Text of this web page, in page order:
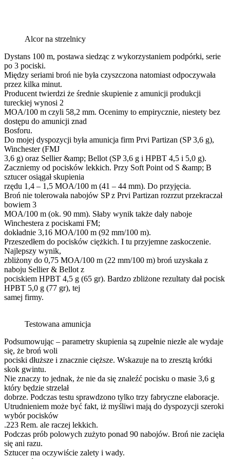
Alcor na strzelnicy
Dystans 100 m, postawa siedząc z wykorzystaniem podpórki, serie
po 3 pociski.
Między seriami broń nie była czyszczona natomiast odpoczywała
przez kilka minut.
Producent twierdzi że średnie skupienie z amunicji produkcji
tureckiej wynosi 2
MOA/100 m czyli 58,2 mm. Ocenimy to empirycznie, niestety bez
dostępu do amunicji znad
Bosforu.
Do mojej dyspozycji była amunicja firm Prvi Partizan (SP 3,6 g),
Winchester (FMJ
3,6 g) oraz Sellier &amp; Bellot (SP 3,6 g i HPBT 4,5 i 5,0 g).
Zaczniemy od pocisków lekkich. Przy Soft Point od S &amp; B
sztucer osiągał skupienia
rzędu 1,4 – 1,5 MOA/100 m (41 – 44 mm). Do przyjęcia.
Broń nie tolerowała nabojów SP z Prvi Partizan rozrzut przekraczał
bowiem 3
MOA/100 m (ok. 90 mm). Słaby wynik także dały naboje
Winchestera z pociskami FM;
dokładnie 3,16 MOA/100 m (92 mm/100 m).
Przeszedłem do pocisków ciężkich. I tu przyjemne zaskoczenie.
Najlepszy wynik,
zbliżony do 0,75 MOA/100 m (22 mm/100 m) broń uzyskała z
naboju Sellier & Bellot z
pociskiem HPBT 4,5 g (65 gr). Bardzo zbliżone rezultaty dał pocisk
HPBT 5,0 g (77 gr), tej
samej firmy.
Testowana amunicja
Podsumowując – parametry skupienia są zupełnie niezłe ale wydaje
się, że broń woli
pociski dłuższe i znacznie cięższe. Wskazuje na to zresztą krótki
skok gwintu.
Nie znaczy to jednak, że nie da się znaleźć pocisku o masie 3,6 g
który będzie strzelał
dobrze. Podczas testu sprawdzono tylko trzy fabryczne elaboracje.
Utrudnieniem może być fakt, iż myśliwi mają do dyspozycji szeroki
wybór pocisków
.223 Rem. ale raczej lekkich.
Podczas prób polowych zużyto ponad 90 nabojów. Broń nie zacięła
się ani razu.
Sztucer ma oczywiście zalety i wady.